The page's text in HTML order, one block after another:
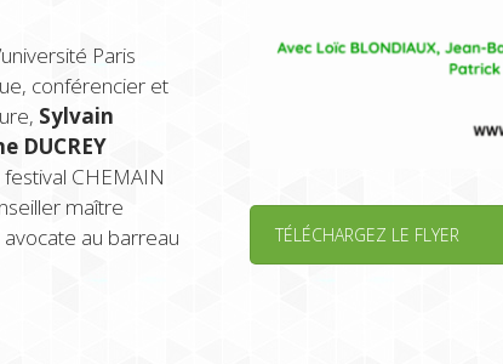
Paris
conférencier et
Sylvain
DUCREY
CHEMAIN
maître
avocate au barreau
TÉLÉCHARGEZ LE FLYER